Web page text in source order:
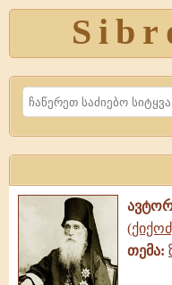
Search
თემა: